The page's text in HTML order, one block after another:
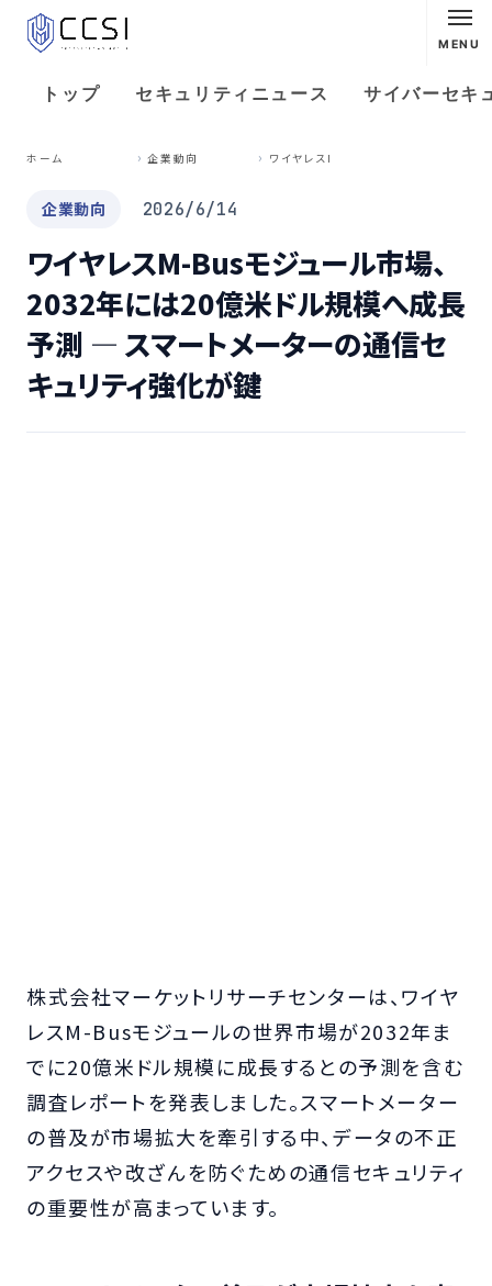
MENU
トップ セキュリティニュース サイバーセキ
ホーム 企業動向
企業動向 2026/6/14
ワイヤレスM-Busモジュール市場、
2032年には20億米ドル規模へ成長
予測 — スマートメーターの通信セ
キュリティ強化が鍵
株式会社マーケットリサーチセンターは、ワイヤ
レスM-Busモジュールの世界市場が2032年ま
でに20億米ドル規模に成長するとの予測を含む
調査レポートを発表しました。スマートメーター
の普及が市場拡大を牽引する中、データの不正
アクセスや改ざんを防ぐための通信セキュリティ
の重要性が高まっています。